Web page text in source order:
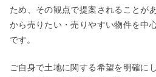
ため、その観点で提案されることが
から売りたい・売りやすい物件を中
です。
ご自身で土地に関する希望を明確に